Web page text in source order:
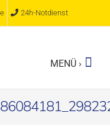
24h-Notdienst